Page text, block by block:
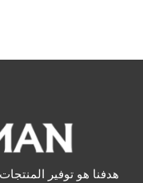
هدفنا هو توفير